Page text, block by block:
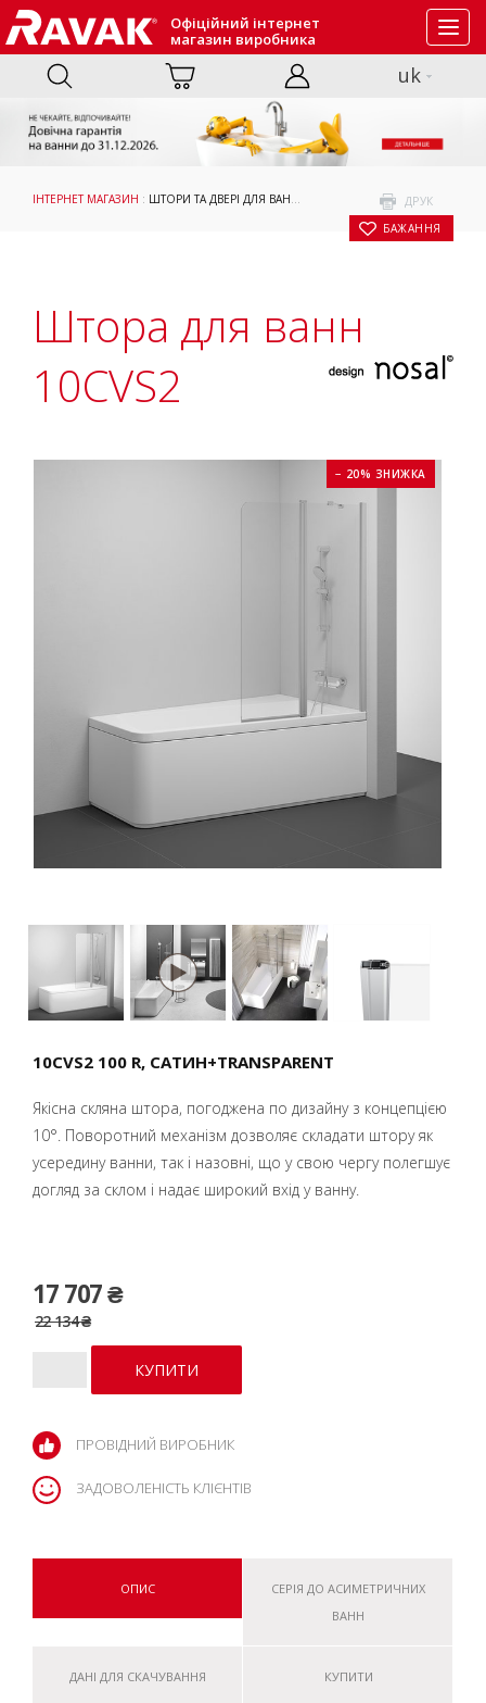
Офіційний інтернет
магазин виробника
uk
ДРУК
БАЖАННЯ
ІНТЕРНЕТ МАГАЗИН : ШТОРИ ТА ДВЕРІ ДЛЯ ВАНН ПРИЙМАННЯ ВАННИ: ШТОРА
Штора для ванн
10CVS2
− 20% ЗНИЖКА
10CVS2 100 R, CАТИН+TRANSPARENT
Якісна скляна штора, погоджена по дизайну з концепцією
10°. Поворотний механізм дозволяє складати штору як
усередину ванни, так і назовні, що у свою чергу полегшує
догляд за склом і надає широкий вхід у ванну.
17 707 ₴
22 134 ₴
ПРОВІДНИЙ ВИРОБНИК
ЗАДОВОЛЕНІСТЬ КЛІЄНТІВ
ОПИС
СЕРІЯ ДО АСИМЕТРИЧНИХ
ВАНН
ДАНІ ДЛЯ СКАЧУВАННЯ КУПИТИ